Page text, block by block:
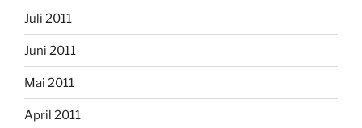
Juli 2011
Juni 2011
Mai 2011
April 2011